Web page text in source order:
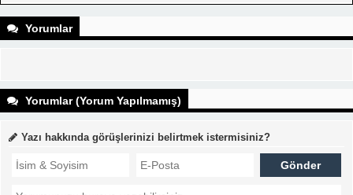
Yorumlar
Yorumlar (Yorum Yapılmamış)
Yazı hakkında görüşlerinizi belirtmek istermisiniz?